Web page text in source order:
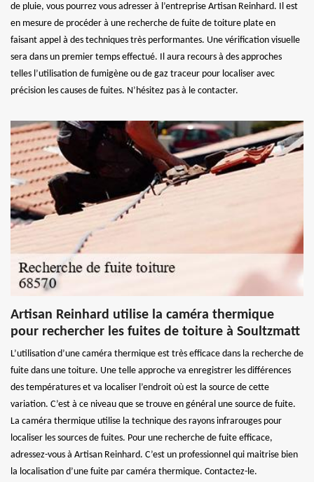
de pluie, vous pourrez vous adresser à l’entreprise Artisan Reinhard. Il est
en mesure de procéder à une recherche de fuite de toiture plate en
faisant appel à des techniques très performantes. Une vérification visuelle
sera dans un premier temps effectué. Il aura recours à des approches
telles l’utilisation de fumigène ou de gaz traceur pour localiser avec
précision les causes de fuites. N’hésitez pas à le contacter.
Artisan Reinhard utilise la caméra thermique
pour rechercher les fuites de toiture à Soultzmatt
L’utilisation d’une caméra thermique est très efficace dans la recherche de
fuite dans une toiture. Une telle approche va enregistrer les différences
des températures et va localiser l’endroit où est la source de cette
variation. C’est à ce niveau que se trouve en général une source de fuite.
La caméra thermique utilise la technique des rayons infrarouges pour
localiser les sources de fuites. Pour une recherche de fuite efficace,
adressez-vous à Artisan Reinhard. C’est un professionnel qui maitrise bien
la localisation d’une fuite par caméra thermique. Contactez-le.